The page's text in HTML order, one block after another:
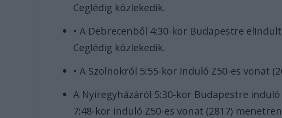
Ceglédig közlekedik.
• A Debrecenből 4:30-kor Budapestre
Ceglédig közlekedik.
• A Szolnokról 5:55-kor induló Z50-es vonat
A Nyíregyházáról 5:30-kor Budapestre induló
7:48-kor induló Z50-es vonat (2817)